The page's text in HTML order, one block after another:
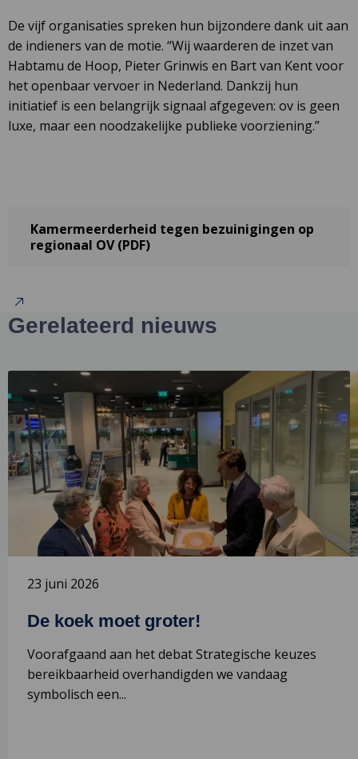
De vijf organisaties spreken hun bijzondere dank uit aan
de indieners van de motie. “Wij waarderen de inzet van
Habtamu de Hoop, Pieter Grinwis en Bart van Kent voor
het openbaar vervoer in Nederland. Dankzij hun
initiatief is een belangrijk signaal afgegeven: ov is geen
luxe, maar een noodzakelijke publieke voorziening.”
Kamermeerderheid tegen bezuinigingen op
regionaal OV (PDF)
Gerelateerd nieuws
De koek moet groter!
23 juni 2026
Voorafgaand aan het debat Strategische keuzes
bereikbaarheid overhandigden we vandaag
symbolisch een...
meer
over
De
koek
moet
groter!